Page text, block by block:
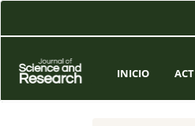
Contenido
Barra
lateral
INICIO